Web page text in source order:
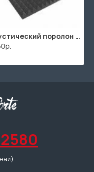
Акустический поролон "Пирамида" / 2000х1000мм